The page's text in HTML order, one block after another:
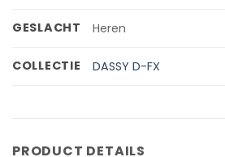
GESLACHT Heren
COLLECTIE DASSY D-FX
PRODUCT DETAILS